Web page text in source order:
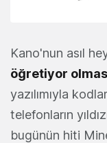
Kano'nun asıl
öğretiyor
yazılımıyla
telefonların
bugünün hiti